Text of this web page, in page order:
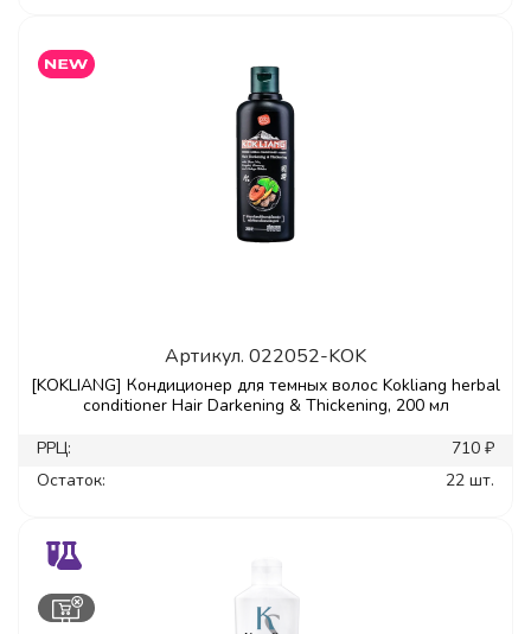
Артикул. 022052-KOK
[KOKLIANG] Кондиционер для темных волос Kokliang herbal
conditioner Hair Darkening & Thickening, 200 мл
РРЦ:
710 ₽
Остаток:
22 шт.